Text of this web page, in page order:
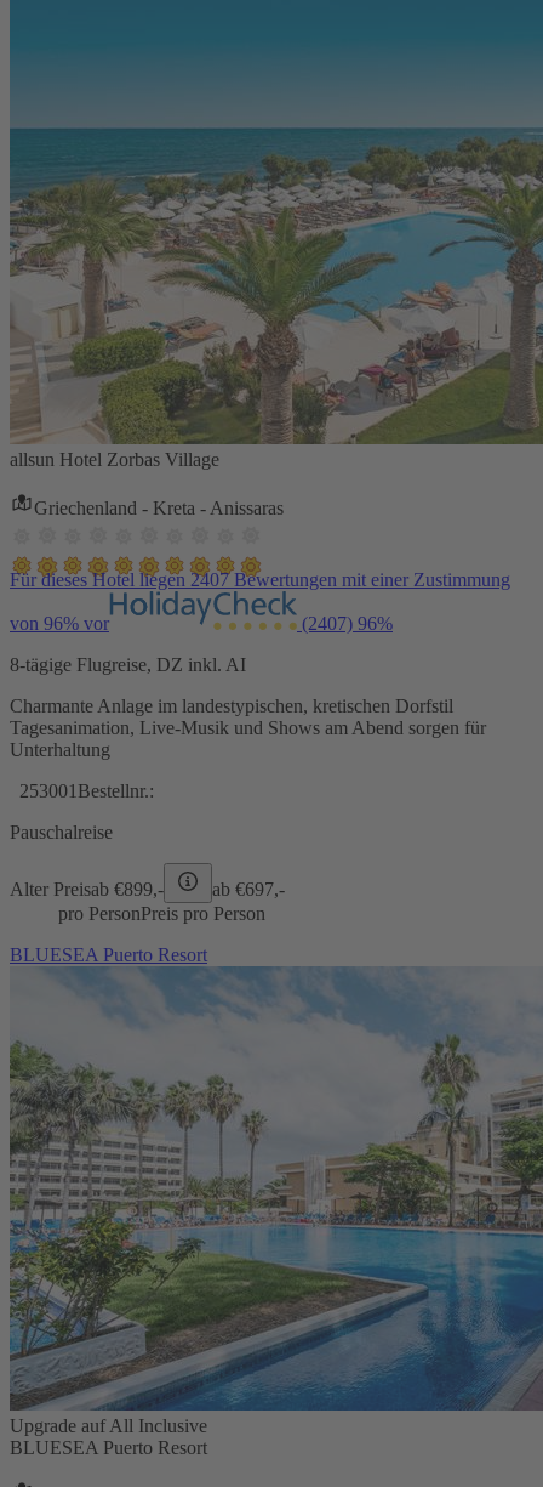
allsun Hotel Zorbas Village
Griechenland - Kreta - Anissaras
Für dieses Hotel liegen 2407 Bewertungen mit einer Zustimmung
von 96% vor (2407) 96%
8-tägige Flugreise, DZ inkl. AI
Charmante Anlage im landestypischen, kretischen Dorfstil
Tagesanimation, Live-Musik und Shows am Abend sorgen für
Unterhaltung
253001 Bestellnr.:
Pauschalreise
Alter Preisab €899,- ab €697,-
pro PersonPreis pro Person
BLUESEA Puerto Resort
Upgrade auf All Inclusive
BLUESEA Puerto Resort